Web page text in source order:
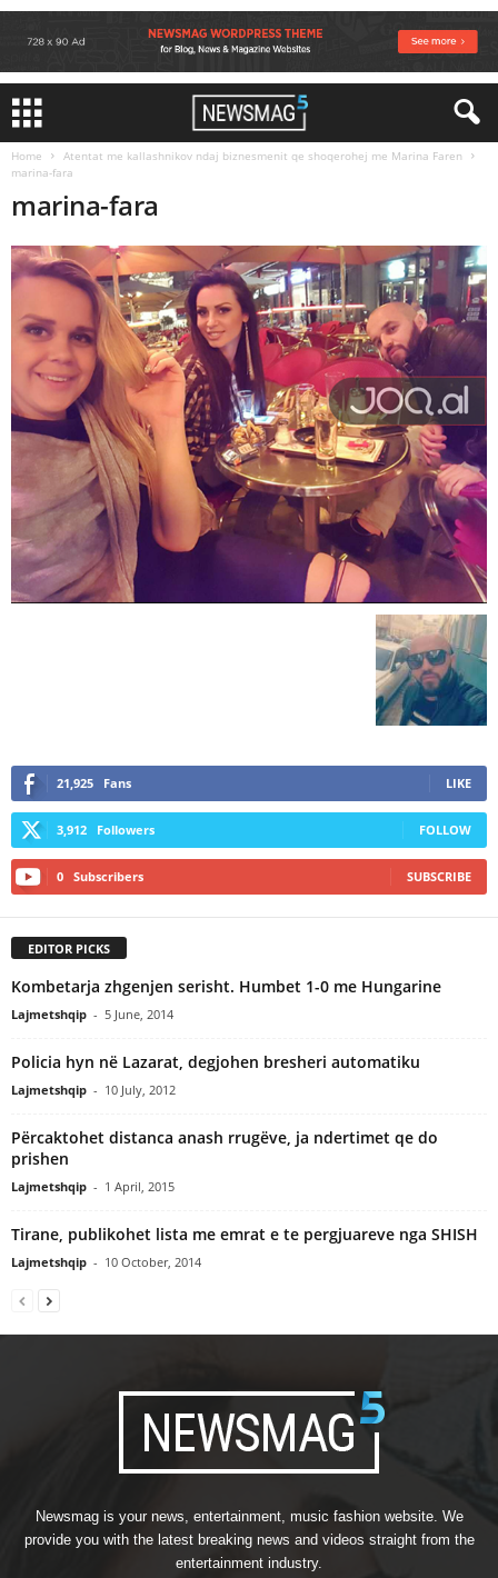
Home
Atentat me kallashnikov ndaj biznesmenit qe shoqerohej me Marina Faren
marina-fara
marina-fara
21,925 Fans LIKE
3,912 Followers FOLLOW
0 Subscribers SUBSCRIBE
EDITOR PICKS
Kombetarja zhgenjen serisht. Humbet 1-0 me Hungarine
Lajmetshqip - 5 June, 2014
Policia hyn në Lazarat, degjohen bresheri automatiku
Lajmetshqip - 10 July, 2012
Përcaktohet distanca anash rrugëve, ja ndertimet qe do
prishen
Lajmetshqip - 1 April, 2015
Tirane, publikohet lista me emrat e te pergjuareve nga SHISH
Lajmetshqip - 10 October, 2014
Newsmag is your news, entertainment, music fashion website. We
provide you with the latest breaking news and videos straight from the
entertainment industry.